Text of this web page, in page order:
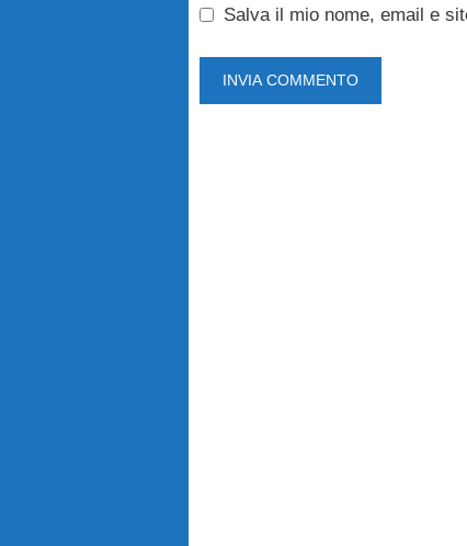
Salva il mio nome, email e